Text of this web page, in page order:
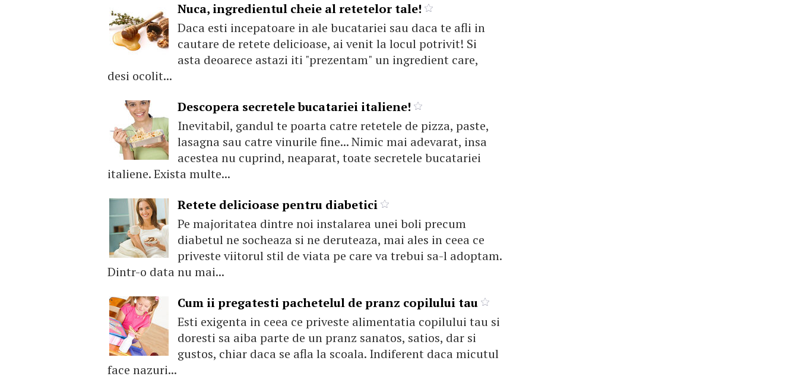
Nuca, ingredientul cheie al retetelor tale!
Daca esti incepatoare in ale bucatariei sau daca te afli in
cautare de retete delicioase, ai venit la locul potrivit! Si
asta deoarece astazi iti "prezentam" un ingredient care,
desi ocolit...
Descopera secretele bucatariei italiene!
Inevitabil, gandul te poarta catre retetele de pizza, paste,
lasagna sau catre vinurile fine... Nimic mai adevarat, insa
acestea nu cuprind, neaparat, toate secretele bucatariei
italiene. Exista multe...
Retete delicioase pentru diabetici
Pe majoritatea dintre noi instalarea unei boli precum
diabetul ne socheaza si ne deruteaza, mai ales in ceea ce
priveste viitorul stil de viata pe care va trebui sa-l adoptam.
Dintr-o data nu mai...
Cum ii pregatesti pachetelul de pranz copilului tau
Esti exigenta in ceea ce priveste alimentatia copilului tau si
doresti sa aiba parte de un pranz sanatos, satios, dar si
gustos, chiar daca se afla la scoala. Indiferent daca micutul
face nazuri...